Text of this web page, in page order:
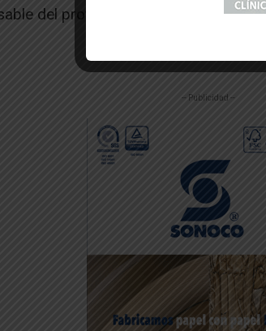
del proyecto.
-- Publicidad --